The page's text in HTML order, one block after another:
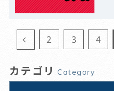
2 3 4
カテゴリ Category